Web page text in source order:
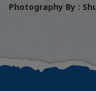
Photography By :